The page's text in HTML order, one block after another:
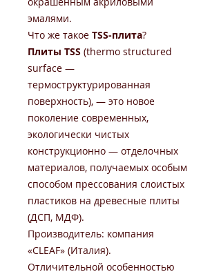
эмалями.
Что же такое TSS-плита?
Плиты TSS (thermo structured
surface —
термоструктурированная
поверхность), — это новое
поколение современных,
экологически чистых
конструкционно — отделочных
материалов, получаемых особым
способом прессования слоистых
пластиков на древесные плиты
(ДСП, МДФ).
Производитель: компания
«CLEAF» (Италия).
Отличительной особенностью